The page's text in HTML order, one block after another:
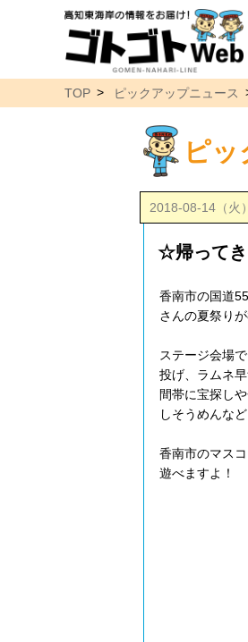
TOP ピックアップニュース
ピ
2018-08-14（火）
☆帰ってき
香南市の国道
さんの夏祭り
ステージ会場
投げ、ラムネ
間帯に宝探し
しそうめんな
香南市のマス
遊べますよ！